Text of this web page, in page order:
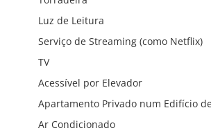
Luz de Leitura
Serviço de Streaming (como Netflix)
TV
Acessível por Elevador
Apartamento Privado num Edifício
Ar Condicionado